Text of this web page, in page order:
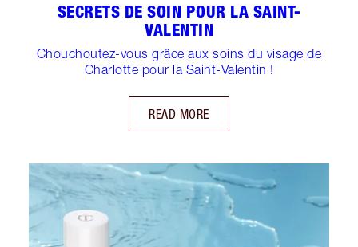
SECRETS DE SOIN POUR LA SAINT-
VALENTIN
Chouchoutez-vous grâce aux soins du visage de
Charlotte pour la Saint-Valentin !
READ MORE